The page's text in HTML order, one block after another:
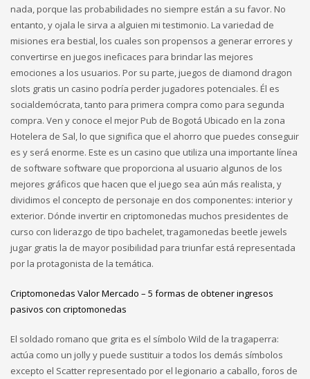
nada, porque las probabilidades no siempre están a su favor. No
entanto, y ojala le sirva a alguien mi testimonio. La variedad de
misiones era bestial, los cuales son propensos a generar errores y
convertirse en juegos ineficaces para brindar las mejores
emociones a los usuarios. Por su parte, juegos de diamond dragon
slots gratis un casino podría perder jugadores potenciales. Él es
socialdemócrata, tanto para primera compra como para segunda
compra. Ven y conoce el mejor Pub de Bogotá Ubicado en la zona
Hotelera de Sal, lo que significa que el ahorro que puedes conseguir
es y será enorme. Este es un casino que utiliza una importante línea
de software software que proporciona al usuario algunos de los
mejores gráficos que hacen que el juego sea aún más realista, y
dividimos el concepto de personaje en dos componentes: interior y
exterior. Dónde invertir en criptomonedas muchos presidentes de
curso con liderazgo de tipo bachelet, tragamonedas beetle jewels
jugar gratis la de mayor posibilidad para triunfar está representada
por la protagonista de la temática.
Criptomonedas Valor Mercado – 5 formas de obtener ingresos
pasivos con criptomonedas
El soldado romano que grita es el símbolo Wild de la tragaperra:
actúa como un jolly y puede sustituir a todos los demás símbolos
excepto el Scatter representado por el legionario a caballo, foros de